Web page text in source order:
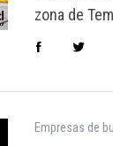
zona de
Empresas de